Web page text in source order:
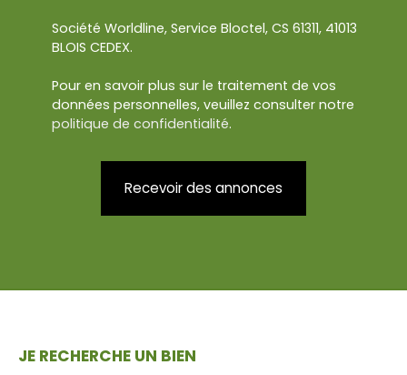
Société Worldline, Service Bloctel, CS 61311, 41013
BLOIS CEDEX.
Pour en savoir plus sur le traitement de vos
données personnelles, veuillez consulter notre
politique de confidentialité.
Recevoir des annonces
JE RECHERCHE UN BIEN